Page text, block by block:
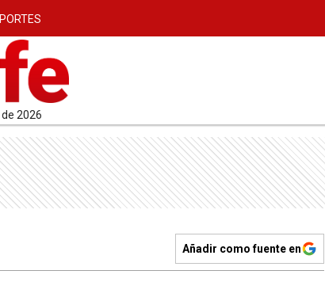
2026
Añadir como fuente en